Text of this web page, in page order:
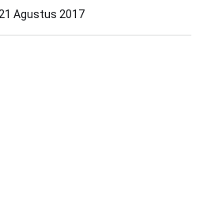
21 Agustus 2017